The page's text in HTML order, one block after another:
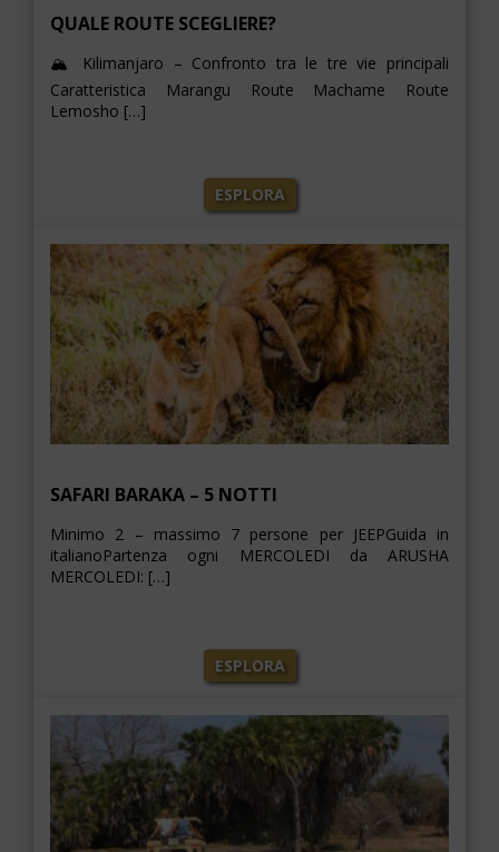
SAFARI BARAKA – 5 NOTTI
Minimo 2 – massimo 7 persone per JEEPGuida in
italianoPartenza ogni MERCOLEDI da ARUSHA
MERCOLEDI: […]
ESPLORA
QUALE ROUTE SCEGLIERE?
🏔️ Kilimanjaro – Confronto tra le tre vie principali
Caratteristica Marangu Route Machame Route
Lemosho […]
ESPLORA